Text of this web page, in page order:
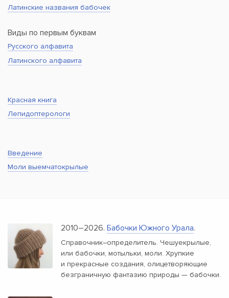
Латинские названия бабочек
Виды по первым буквам
Русского алфавита
Латинского алфавита
Красная книга
Лепидоптерологи
Введение
Моли выемчатокрылые
2010–2026. Бабочки Южного Урала.
Справочник–определитель. Чешуекрылые,
или бабочки, мотыльки, моли. Хрупкие
и прекрасные создания, олицетворяющие
безграничную фантазию природы — бабочки.